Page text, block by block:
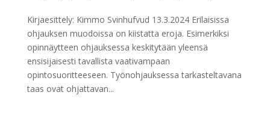
Kirjaesittely: Kimmo Svinhufvud 13.3.2024 Erilaisissa
ohjauksen muodoissa on kiistatta eroja. Esimerkiksi
opinnäytteen ohjauksessa keskitytään yleensä
ensisijaisesti tavallista vaativampaan
opintosuoritteeseen. Työnohjauksessa tarkasteltavana
taas ovat ohjattavan...